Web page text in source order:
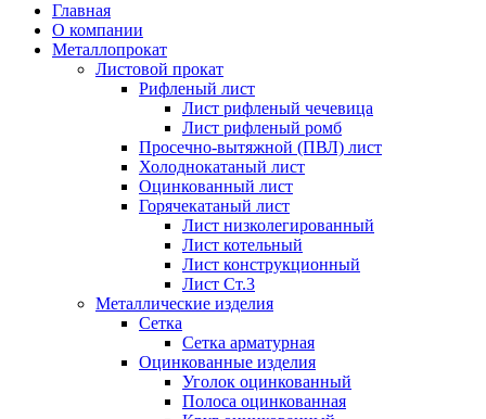
Главная
О компании
Металлопрокат
Листовой прокат
Рифленый лист
Лист рифленый чечевица
Лист рифленый ромб
Просечно-вытяжной (ПВЛ) лист
Холоднокатаный лист
Оцинкованный лист
Горячекатаный лист
Лист низколегированный
Лист котельный
Лист конструкционный
Лист Ст.3
Металлические изделия
Сетка
Сетка арматурная
Оцинкованные изделия
Уголок оцинкованный
Полоса оцинкованная